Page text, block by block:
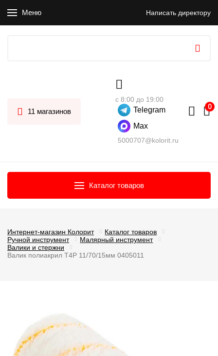
Меню Написать директору
11 магазинов
с 8:00 до 19:00
Telegram
Max
5000707@kolorit.ru
Каталог товаров
Интернет-магазин Колорит
Каталог товаров
Ручной инструмент
Малярный инструмент
Валики и стержни
Валик полиакрил T4P 11/70/15мм 0405011